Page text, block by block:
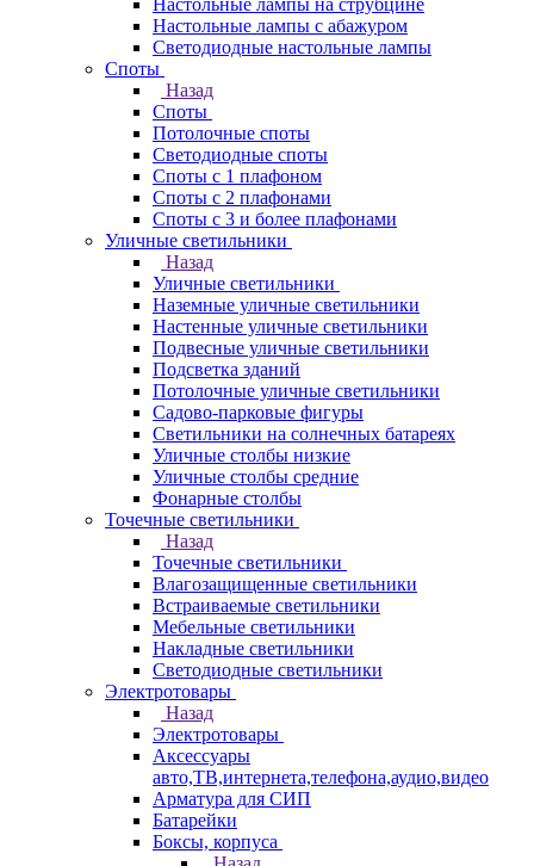
Настольные лампы с абажуром
Светодиодные настольные лампы
Споты
Назад
Споты
Потолочные споты
Светодиодные споты
Споты с 1 плафоном
Споты с 2 плафонами
Споты с 3 и более плафонами
Уличные светильники
Назад
Уличные светильники
Наземные уличные светильники
Настенные уличные светильники
Подвесные уличные светильники
Подсветка зданий
Потолочные уличные светильники
Садово-парковые фигуры
Светильники на солнечных батареях
Уличные столбы низкие
Уличные столбы средние
Фонарные столбы
Точечные светильники
Назад
Точечные светильники
Влагозащищенные светильники
Встраиваемые светильники
Мебельные светильники
Накладные светильники
Светодиодные светильники
Электротовары
Назад
Электротовары
Аксессуары
авто,ТВ,интернета,телефона,аудио,видео
Арматура для СИП
Батарейки
Боксы, корпуса